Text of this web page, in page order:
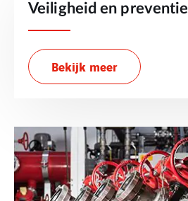
Veiligheid en preventie
Bekijk meer